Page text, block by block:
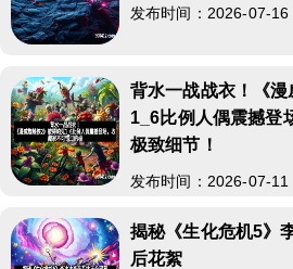
发布时间：2026-07-
背水一战战衣！《
1_6比例人偶震撼登
极致细节！
发布时间：2026-07-
揭秘《生化危机5》
后花絮